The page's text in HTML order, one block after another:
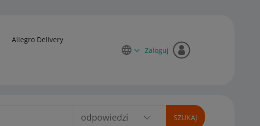
Allegro Delivery
Zaloguj